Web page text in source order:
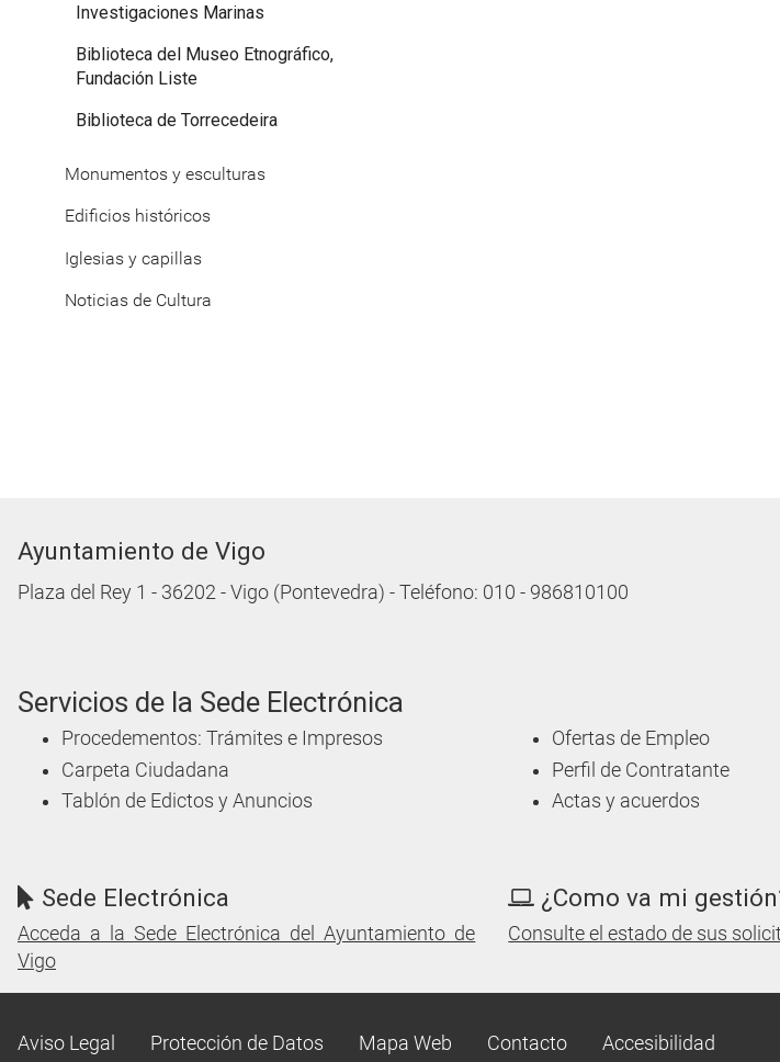
Investigaciones Marinas
Biblioteca del Museo Etnográfico,
Fundación Liste
Biblioteca de Torrecedeira
Monumentos y esculturas
Edificios históricos
Iglesias y capillas
Noticias de Cultura
Ayuntamiento de Vigo
Plaza del Rey 1 - 36202 - Vigo (Pontevedra) - Teléfono: 010 - 986810100
Servicios de la Sede Electrónica
Procedementos: Trámites e Impresos
Carpeta Ciudadana
Tablón de Edictos y Anuncios
Ofertas de Empleo
Perfil de Contratante
Actas y acuerdos
Sede Electrónica
Acceda a la Sede Electrónica del Ayuntamiento de
Vigo
¿Como va mi
Consulte el estado de sus
Aviso Legal Protección de Datos Mapa Web Contacto Accesibilidad